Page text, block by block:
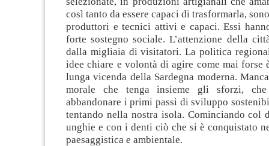
così tanto da essere capaci di trasformarla,
produttori e tecnici attivi e capaci. Essi
forte sostegno sociale. L’attenzione della
dalla migliaia di visitatori. La politica
idee chiare e volontà di agire come mai forse
lunga vicenda della Sardegna moderna.
morale che tenga insieme gli sforzi,
abbandonare i primi passi di sviluppo
tentando nella nostra isola. Cominciando col
unghie e con i denti ciò che si è conquistato
paesaggistica e ambientale.